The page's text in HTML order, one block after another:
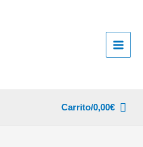
Carrito/0,00€